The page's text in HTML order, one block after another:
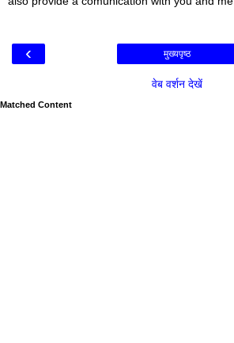
‹ मुख्यपृष्ठ
वेब वर्शन देखें
Matched Content